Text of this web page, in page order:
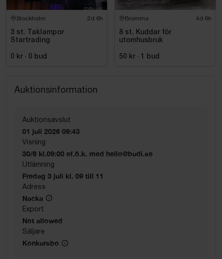
Stockholm 2d 6h
3 st. Taklampor
Startrading
0 kr · 0 bud
Bromma 4d 6h
8 st. Kuddar för
utomhusbruk
50 kr · 1 bud
Auktionsinformation
Auktionsavslut
01 juli 2026 09:43
Visning
30/6 kl.09:00 ef.ö.k. med hello@budi.se
Utlämning
Fredag 3 juli kl. 09 till 11
Adress
Nacka
Export
Not allowed
Säljare
Konkursbo